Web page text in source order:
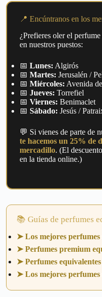
📍 Encúntranos en los
¿Prefieres oler el
en nuestros puestos:
📅 Lunes: Algirós
📅 Martes: Jerusalén /
📅 Miércoles: Avenida
📅 Jueves: Torrefiel
📅 Viernes: Benimaclet
📅 Sábado: Jesús /
💬 Si vienes de parte de
te hacemos un 25% de
mercadillo. (El
en la tienda online.)
📚 Guías de perfumes
➤ Los mejores perfumes
➤ Perfumes premium
➤ Perfumes
➤ Los mejores